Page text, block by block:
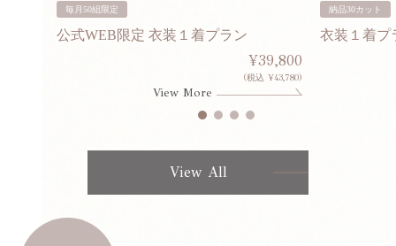
毎月50組限定
公式WEB限定 衣装１着プラン
¥39,800
(税込 ¥43,780)
View More
納品30カット
衣装１着プ
View All